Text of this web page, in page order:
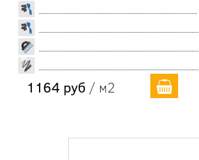
1164 руб / м2